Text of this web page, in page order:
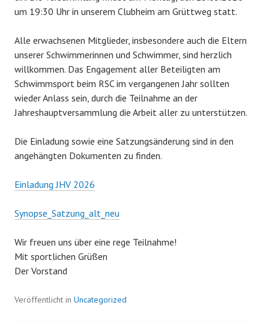
um 19:30 Uhr in unserem Clubheim am Grüttweg statt.
Alle erwachsenen Mitglieder, insbesondere auch die Eltern
unserer Schwimmerinnen und Schwimmer, sind herzlich
willkommen. Das Engagement aller Beteiligten am
Schwimmsport beim RSC im vergangenen Jahr sollten
wieder Anlass sein, durch die Teilnahme an der
Jahreshauptversammlung die Arbeit aller zu unterstützen.
Die Einladung sowie eine Satzungsänderung sind in den
angehängten Dokumenten zu finden.
Einladung JHV 2026
Synopse_Satzung_alt_neu
Wir freuen uns über eine rege Teilnahme!
Mit sportlichen Grüßen
Der Vorstand
Veröffentlicht in Uncategorized